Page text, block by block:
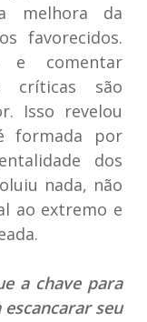
melhora da
favorecidos.
e comentar
críticas são
Isso revelou
formada por
dos
nada, não
ao extremo e
a chave para
escancarar seu